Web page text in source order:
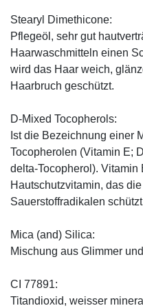
Stearyl Dimethicone:
Pflegeöl, sehr gut
Haarwaschmitteln einen
wird das Haar weich,
Haarbruch geschützt.
D-Mixed Tocopherols:
Ist die Bezeichnung einer
Tocopherolen (Vitamin E;
delta-Tocopherol). Vitamin
Hautschutzvitamin, das
Sauerstoffradikalen
Mica (and) Silica:
Mischung aus Glimmer
CI 77891:
Titandioxid, weisser